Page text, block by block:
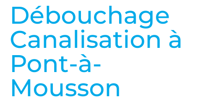
Débouchage
Canalisation à
Pont-à-
Mousson